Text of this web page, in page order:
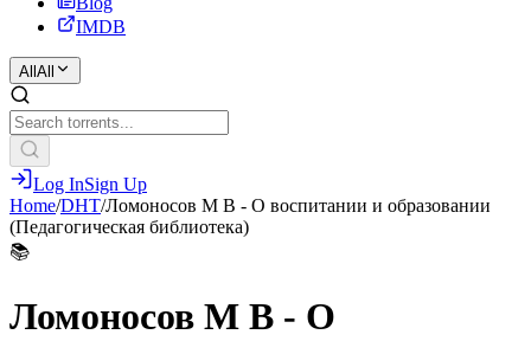
IMDB
All All
Log InSign Up
Home/DHT/Ломоносов М В - О воспитании и образовании
(Педагогическая библиотека)
📚
Ломоносов М В - О